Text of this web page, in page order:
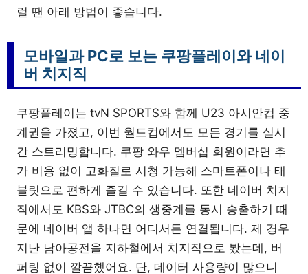
럴 땐 아래 방법이 좋습니다.
모바일과 PC로 보는 쿠팡플레이와 네이
버 치지직
쿠팡플레이는 tvN SPORTS와 함께 U23 아시안컵 중
계권을 가졌고, 이번 월드컵에서도 모든 경기를 실시
간 스트리밍합니다. 쿠팡 와우 멤버십 회원이라면 추
가 비용 없이 고화질로 시청 가능해 스마트폰이나 태
블릿으로 편하게 즐길 수 있습니다. 또한 네이버 치지
직에서도 KBS와 JTBC의 생중계를 동시 송출하기 때
문에 네이버 앱 하나면 어디서든 연결됩니다. 제 경우
지난 남아공전을 지하철에서 치지직으로 봤는데, 버
퍼링 없이 깔끔했어요. 단, 데이터 사용량이 많으니